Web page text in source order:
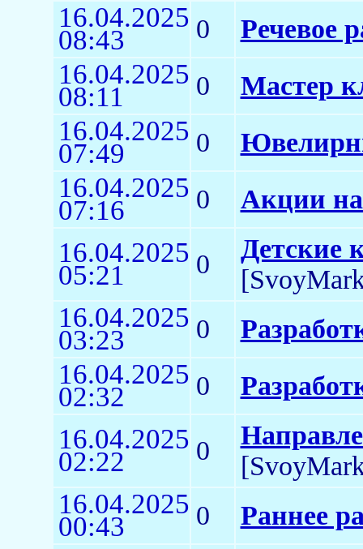
16.04.2025
08:43 0 Речевое
16.04.2025
08:11 0 Мастер
16.04.2025
07:49 0
16.04.2025
07:16 0 Акции
16.04.2025
05:21 0
Детские
16.04.2025
03:23 0
16.04.2025
02:32 0
16.04.2025
02:22 0
16.04.2025
00:43 0 Раннее